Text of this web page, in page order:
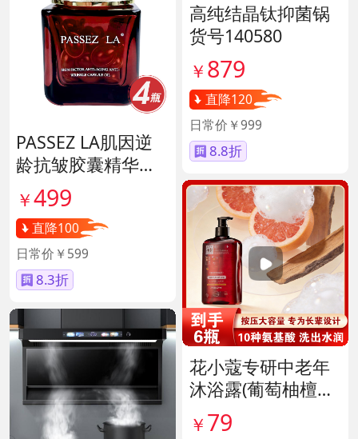
PASSEZ LA肌因逆
龄抗皱胶囊精华油
货号139887
￥499
直降100
日常价￥599
8.3折
高纯结晶钛抑菌锅
货号140580
￥ 879
直降120
日常价￥999
8.8折
花小蔻专研中老年
沐浴露(葡萄柚檀香
香氛) 货号141896
￥ 79